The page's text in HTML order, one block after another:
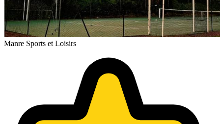
Manre Sports et Loisirs